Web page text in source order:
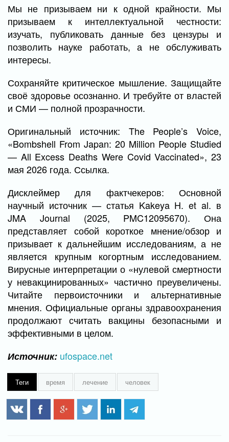
Мы не призываем ни к одной крайности. Мы
призываем к интеллектуальной честности:
изучать, публиковать данные без цензуры и
позволить науке работать, а не обслуживать
интересы.
Сохраняйте критическое мышление. Защищайте
своё здоровье осознанно. И требуйте от властей
и СМИ — полной прозрачности.
Оригинальный источник: The People’s Voice,
«Bombshell From Japan: 20 Million People Studied
— All Excess Deaths Were Covid Vaccinated», 23
мая 2026 года. Ссылка.
Дисклеймер для фактчекеров: Основной
научный источник — статья Kakeya H. et al. в
JMA Journal (2025, PMC12095670). Она
представляет собой короткое мнение/обзор и
призывает к дальнейшим исследованиям, а не
является крупным когортным исследованием.
Вирусные интерпретации о «нулевой смертности
у невакцинированных» частично преувеличены.
Читайте первоисточники и альтернативные
мнения. Официальные органы здравоохранения
продолжают считать вакцины безопасными и
эффективными в целом.
Источник: ufospace.net
Теги время лечение человек